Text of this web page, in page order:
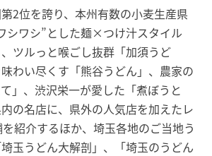
2位を誇り、本州有数の小麦生産県
シワシ”とした麺×つけ汁スタイル
、ツルっと喉ごし抜群「加須うど
わい尽くす「熊谷うどん」、農家の
」、渋沢栄一が愛した「煮ぼうと
の名店に、県外の人気店を加えたレ
紹介するほか、埼玉各地のご当地う
玉うどん大解剖」、「埼玉のうどん